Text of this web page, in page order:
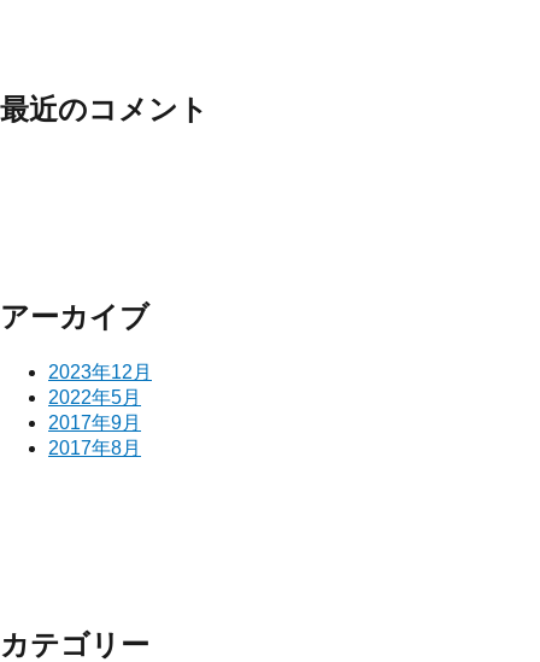
最近のコメント
アーカイブ
2023年12月
2022年5月
2017年9月
2017年8月
カテゴリー